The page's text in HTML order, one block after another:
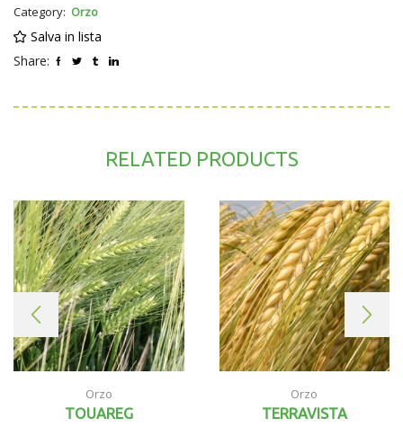
Category: Orzo
Salva in lista
Share:
RELATED PRODUCTS
Orzo
TOUAREG
Orzo
TERRAVISTA